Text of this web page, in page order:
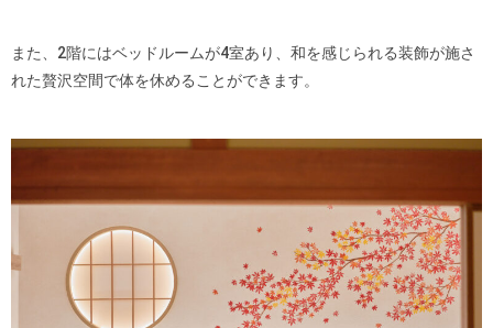
また、2階にはベッドルームが4室あり、和を感じられる装飾が施さ
れた贅沢空間で体を休めることができます。